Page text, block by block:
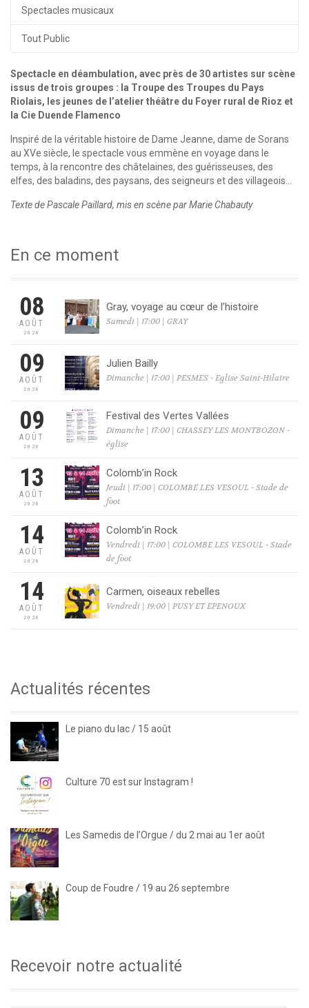
Spectacles musicaux
Tout Public
Spectacle en déambulation, avec près de 30 artistes sur scène
issus de trois groupes : la Troupe des Troupes du Pays
Riolais, les jeunes de l’atelier théâtre du Foyer rural de Rioz et
la Cie Duende Flamenco
Inspiré de la véritable histoire de Dame Jeanne, dame de Sorans
au XVe siècle, le spectacle vous emmène en voyage dans le
temps, à la rencontre des châtelaines, des guérisseuses, des
elfes, des baladins, des paysans, des seigneurs et des villageois…
Texte de Pascale Paillard, mis en scène par Marie Chabauty
En ce moment
08
AOÛT
2026
Gray, voyage au cœur de l’histoire
Samedi | 17:00 | GRAY
09
AOÛT
2026
Julien Bailly
Dimanche | 17:00 | PESMES - Eglise Saint-Hilaire
09
AOÛT
2026
Festival des Vertes Vallées
Dimanche | 17:00 | CHASSEY LES MONTBOZON -
église
13
AOÛT
2026
Colomb’in Rock
Jeudi | 17:00 | COLOMBE LES VESOUL - Stade de
foot
14
AOÛT
2026
Colomb’in Rock
Vendredi | 17:00 | COLOMBE LES VESOUL - Stade
de foot
14
AOÛT
2026
Carmen, oiseaux rebelles
Vendredi | 19:00 | PUSY ET EPENOUX
Actualités récentes
Le piano du lac / 15 août
Culture 70 est sur Instagram !
Les Samedis de l’Orgue / du 2 mai au 1er août
Coup de Foudre / 19 au 26 septembre
Recevoir notre actualité